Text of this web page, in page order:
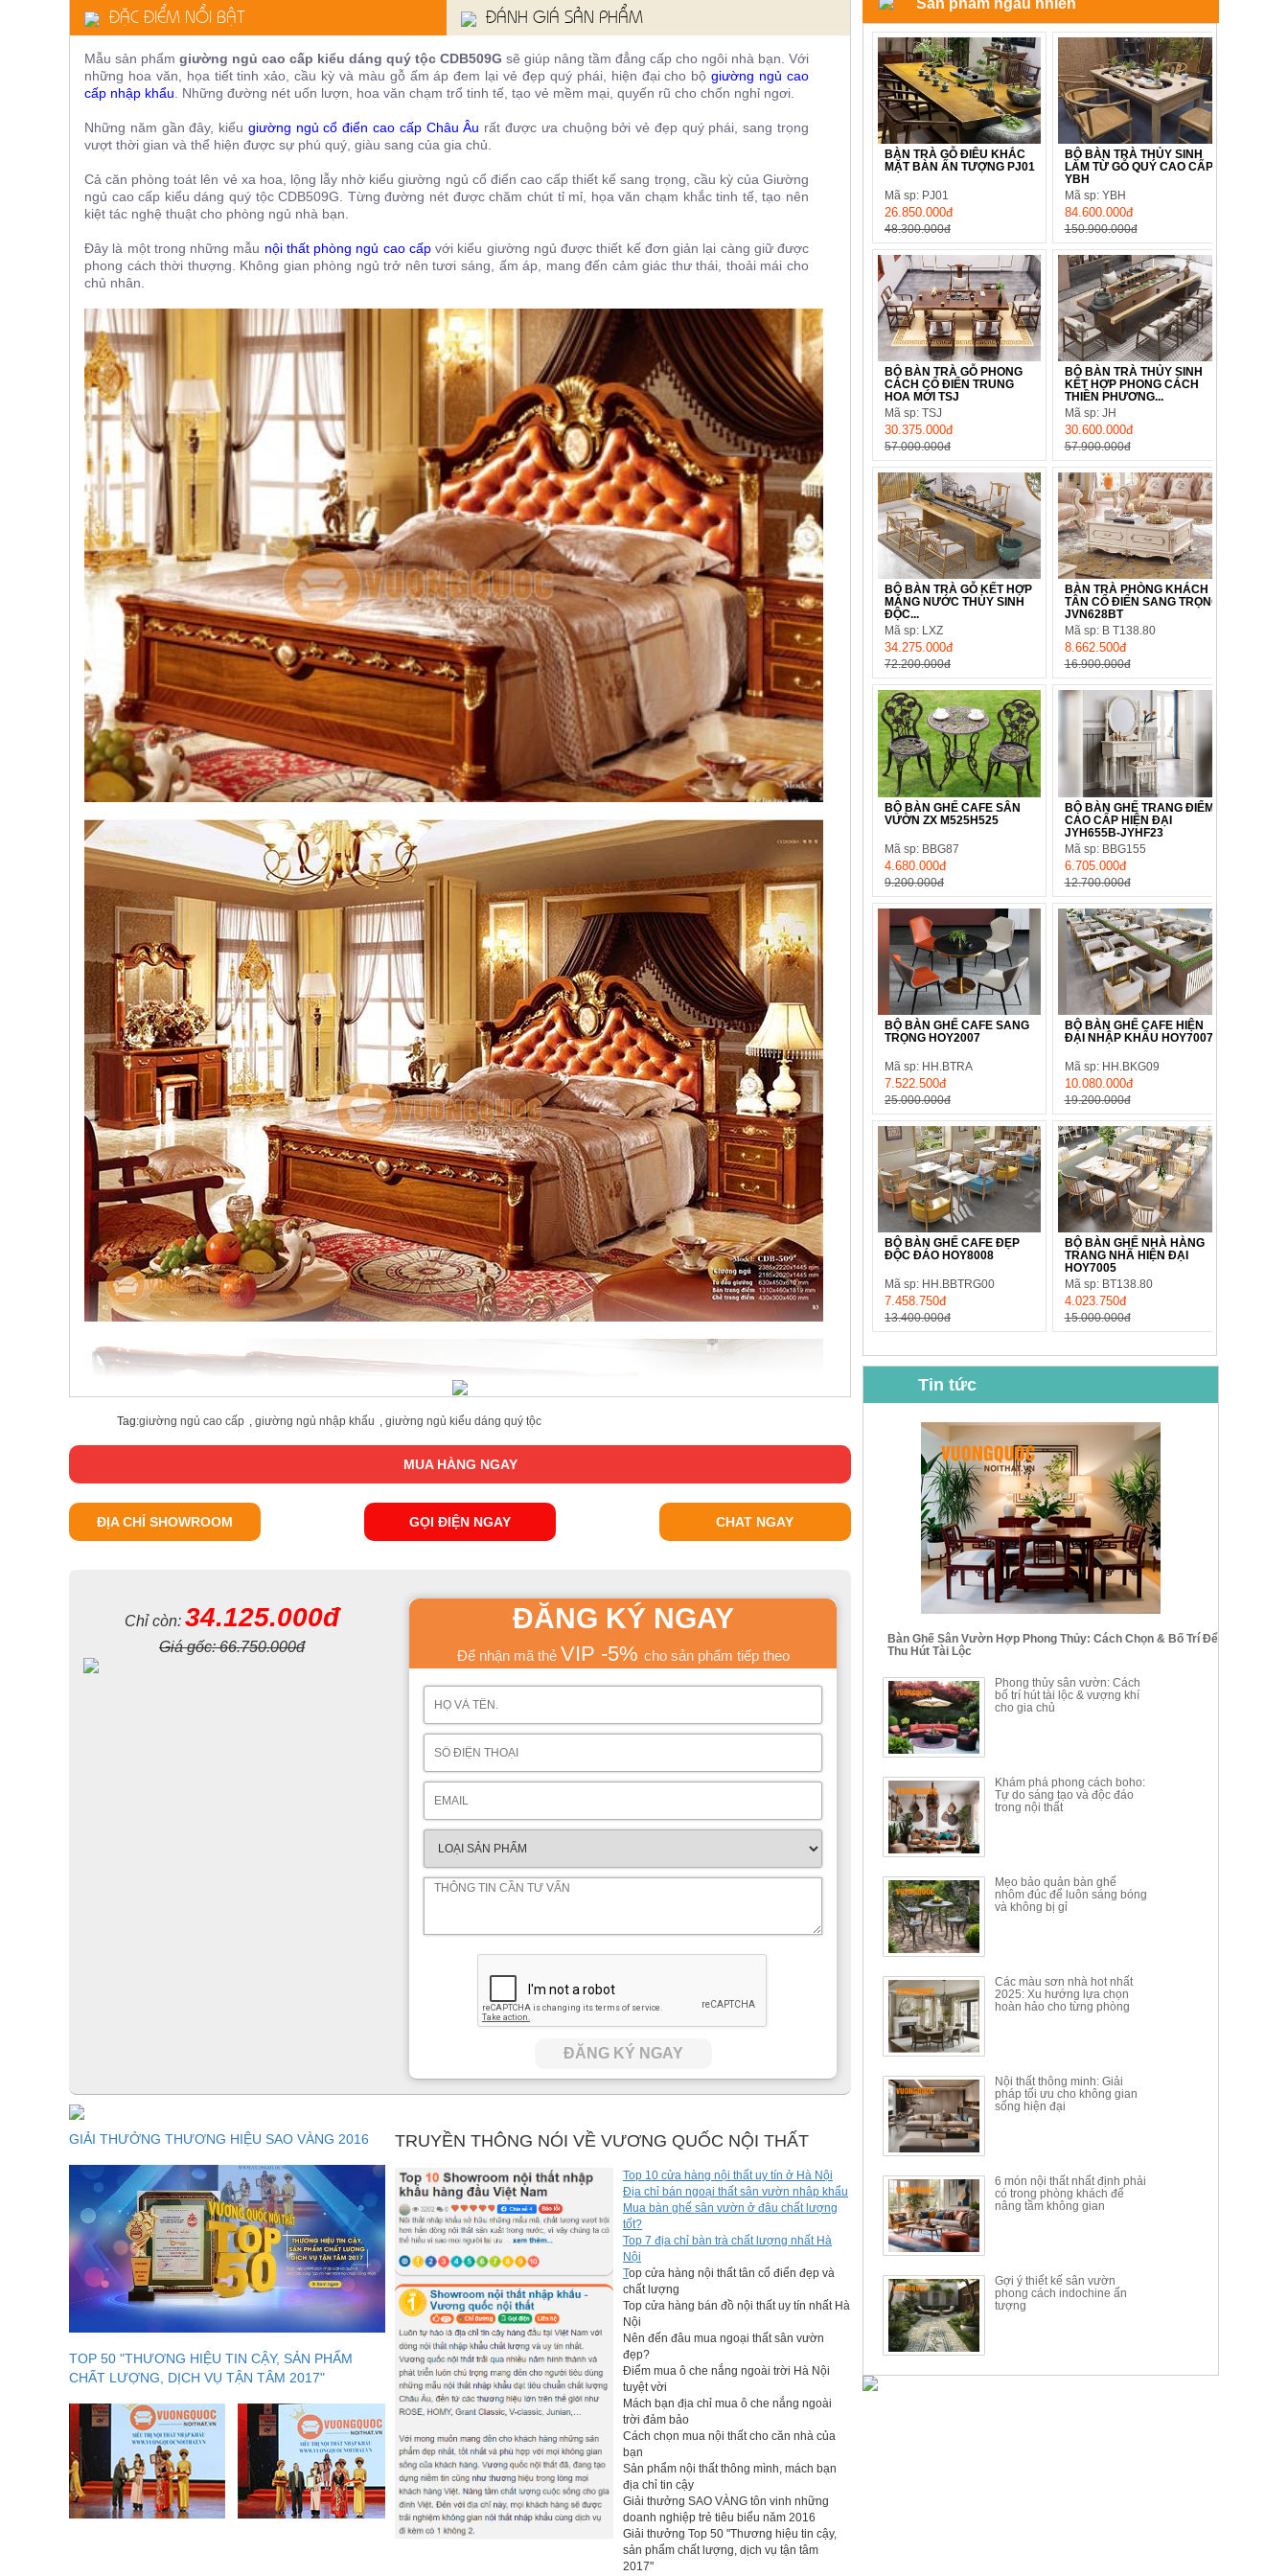
ĐẶC ĐIỂM NỔI BẬT ĐÁNH GIÁ SẢN PHẨM
Mẫu sản phẩm giường ngủ cao cấp kiểu dáng quý tộc CDB509G sẽ giúp nâng tầm đẳng cấp cho ngôi nhà bạn. Với
những hoa văn, họa tiết tinh xảo, cầu kỳ và màu gỗ ấm áp đem lại vẻ đẹp quý phái, hiện đại cho bộgiường ngủ cao
cấp nhập khẩu . Những đường nét uốn lượn, hoa văn chạm trổ tinh tế, tạo vẻ mềm mại, quyến rũ cho chốn nghỉ ngơi.
Những năm gần đây, kiểu giường ngủ cổ điển cao cấp Châu Âu rất được ưa chuộng bởi vẻ đẹp quý phái, sang trọng
vượt thời gian và thể hiện được sự phú quý, giàu sang của gia chủ.
Cả căn phòng toát lên vẻ xa hoa, lộng lẫy nhờ kiểu giường ngủ cổ điển cao cấp thiết kế sang trọng, cầu kỳ của Giường
ngủ cao cấp kiểu dáng quý tộc CDB509G . Từng đường nét được chăm chút tỉ mỉ, họa văn chạm khắc tinh tế, tạo nên
kiệt tác nghệ thuật cho phòng ngủ nhà bạn.
Đây là một trong những mẫu nội thất phòng ngủ cao cấpvới kiểu giường ngủ được thiết kế đơn giản lại càng giữ được
phong cách thời thượng. Không gian phòng ngủ trở nên tươi sáng, ấm áp, mang đến cảm giác thư thái, thoải mái cho
chủ nhân.
Tag:giường ngủ cao cấp , giường ngủ nhập khẩu , giường ngủ kiểu dáng quý tộc
MUA HÀNG NGAY
ĐỊA CHỈ SHOWROOM GỌI ĐIỆN NGAY CHAT NGAY
Chỉ còn: 34.125.000đ
Giá gốc:66.750.000đ
ĐĂNG KÝ NGAY
Để nhận mã thẻ VIP -5% cho sản phẩm tiếp theo
ĐĂNG KÝ NGAY
GIẢI THƯỞNG THƯƠNG HIỆU SAO VÀNG 2016
TOP 50 "THƯƠNG HIỆU TIN CẬY, SẢN PHẨM
CHẤT LƯỢNG, DỊCH VỤ TẬN TÂM 2017"
TRUYỀN THÔNG NÓI VỀ VƯƠNG QUỐC NỘI THẤT
Top 10 cửa hàng nội thất uy tín ở Hà Nội
Địa chỉ bán ngoại thất sân vườn nhâp khẩu
Mua bàn ghế sân vườn ở đâu chất lượng
tốt?
Top 7 địa chỉ bàn trà chất lượng nhất Hà
Nội
Top cửa hàng nội thất tân cổ điển đẹp và
chất lượng
Top cửa hàng bán đồ nội thất uy tín nhất Hà
Nội
Nên đến đâu mua ngoại thất sân vườn
đẹp?
Điểm mua ô che nắng ngoài trời Hà Nội
tuyệt vời
Mách bạn địa chỉ mua ô che nắng ngoài
trời đảm bảo
Cách chọn mua nội thất cho căn nhà của
bạn
Sản phẩm nội thất thông mình, mách bạn
địa chỉ tin cậy
Giải thưởng SAO VÀNG tôn vinh những
doanh nghiệp trẻ tiêu biểu năm 2016
Giải thưởng Top 50 "Thương hiệu tin cậy,
sản phẩm chất lượng, dịch vụ tận tâm
2017"
Sản phẩm ngẫu nhiên
BÀN TRÀ GỖ ĐIÊU KHẮC
MẶT BÀN ẤN TƯỢNG PJ01
Mã sp: PJ01
26.850.000đ
48.300.000đ
BỘ BÀN TRÀ THỦY SINH
LÀM TỪ GỖ QUÝ CAO CẤP
YBH
Mã sp: YBH
84.600.000đ
150.900.000đ
BỘ BÀN TRÀ GỖ PHONG
CÁCH CỔ ĐIỂN TRUNG
HOA MỚI TSJ
Mã sp: TSJ
30.375.000đ
57.000.000đ
BỘ BÀN TRÀ THỦY SINH
KẾT HỢP PHONG CÁCH
THIỀN PHƯƠNG...
Mã sp: JH
30.600.000đ
57.900.000đ
BỘ BÀN TRÀ GỖ KẾT HỢP
MÁNG NƯỚC THỦY SINH
ĐỘC...
Mã sp: LXZ
34.275.000đ
72.200.000đ
BÀN TRÀ PHÒNG KHÁCH
TÂN CỔ ĐIỂN SANG TRỌNG
JVN628BT
Mã sp: B T138.80
8.662.500đ
16.900.000đ
BỘ BÀN GHẾ CAFE SÂN
VƯỜN ZX M525H525
Mã sp: BBG87
4.680.000đ
9.200.000đ
BỘ BÀN GHẾ TRANG ĐIỂM
CAO CẤP HIỆN ĐẠI
JYH655B-JYHF23
Mã sp: BBG155
6.705.000đ
12.700.000đ
BỘ BÀN GHẾ CAFE SANG
TRỌNG HOY2007
Mã sp: HH.BTRA
7.522.500đ
25.000.000đ
BỘ BÀN GHẾ CAFE HIỆN
ĐẠI NHẬP KHẨU HOY7007
Mã sp: HH.BKG09
10.080.000đ
19.200.000đ
BỘ BÀN GHẾ CAFE ĐẸP
ĐỘC ĐÁO HOY8008
Mã sp: HH.BBTRG00
7.458.750đ
13.400.000đ
BỘ BÀN GHẾ NHÀ HÀNG
TRANG NHÃ HIỆN ĐẠI
HOY7005
Mã sp: BT138.80
4.023.750đ
15.000.000đ
BỘ BÀN GHẾ CAFE NHẬP
KHẨU CAO CẤP HOY7006
Mã sp: BT135
14.178.750đ
24.700.000đ
BỘ BÀN TRÀ GỖ TỰ NHIÊN
PHONG CÁCH TRUNG HOA
KIỂU MỚI...
Mã sp: BT138.80
20.250.000đ
39.150.000đ
BỘ BÀN TRÀ GỖ PHONG
CÁCH MỚI KẾT HỢP KHAY
NHÚNG TRÀ YDX
Mã sp: BT150.46
17.617.500đ
34.100.000đ
BỘ BÀN GHẾ CAFE KIỂU
DÁNG ĐƠN GIẢN HIỆN ĐẠI
HOY8010
BÀN GHẾ TRANG ĐIỂM
THÔNG MINH HIỆN ĐẠI
TÍCH HỢP SẠC...
Mã sp: HH.BTD08
6.510.000đ
BỘ BÀN ĂN ĐẢO MẶT ĐÁ
PHIẾN AK3699
Tin tức
Bàn Ghế Sân Vườn Hợp Phong Thủy: Cách Chọn & Bố Trí Để
Thu Hút Tài Lộc
Phong thủy sân vườn: Cách
bố trí hút tài lộc & vượng khí
cho gia chủ
Khám phá phong cách boho:
Tự do sáng tạo và độc đáo
trong nội thất
Mẹo bảo quản bàn ghế
nhôm đúc để luôn sáng bóng
và không bị gỉ
Các màu sơn nhà hot nhất
2025: Xu hướng lựa chọn
hoàn hảo cho từng phòng
Nội thất thông minh: Giải
pháp tối ưu cho không gian
sống hiện đại
6 món nội thất nhất định phải
có trong phòng khách để
nâng tầm không gian
Gợi ý thiết kế sân vườn
phong cách indochine ấn
tượng